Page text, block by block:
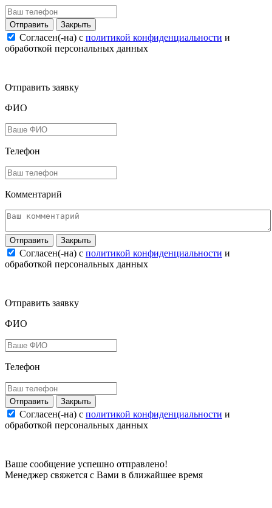
Закрыть
Согласен(-на) c политикой конфиденциальности и
обработкой персональных данных
Отправить заявку
ФИО
Телефон
Комментарий
Закрыть
Согласен(-на) c политикой конфиденциальности и
обработкой персональных данных
Отправить заявку
ФИО
Телефон
Закрыть
Согласен(-на) c политикой конфиденциальности и
обработкой персональных данных
Ваше сообщение успешно отправлено!
Менеджер свяжется с Вами в ближайшее время